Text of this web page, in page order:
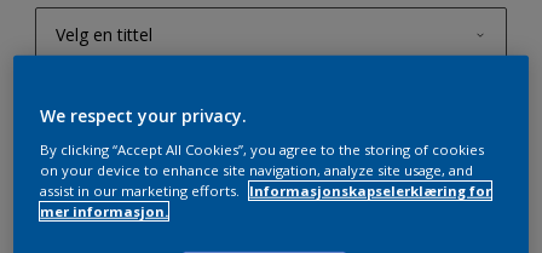
Tilbakemelding på nettside
Utendørs maling
Demo - Opplys i hvilken distrikt du ønsker demo
Annet
Velg en tittel
Ms.
Mrs.
Etternavn*
We respect your privacy.
By clicking “Accept All Cookies”, you agree to the storing of cookies
on your device to enhance site navigation, analyze site usage, and
assist in our marketing efforts. Informasjonskapselerklæring for
mer informasjon.